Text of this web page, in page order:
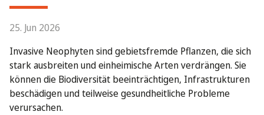
25. Jun 2026
Invasive Neophyten sind gebietsfremde Pflanzen, die sich
stark ausbreiten und einheimische Arten verdrängen. Sie
können die Biodiversität beeinträchtigen, Infrastrukturen
beschädigen und teilweise gesundheitliche Probleme
verursachen.